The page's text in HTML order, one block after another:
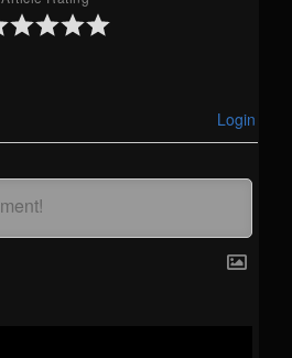
Login